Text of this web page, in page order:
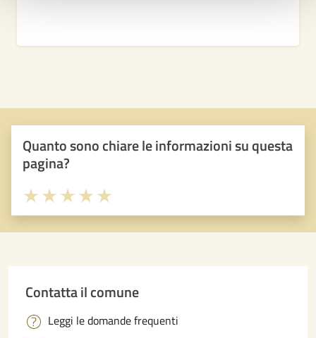
Quanto sono chiare le informazioni su questa
pagina?
Valuta 5 stelle su 5
Valuta 4 stelle su 5
Valuta 3 stelle su 5
Valuta 2 stelle su 5
Valuta 1 stelle su 5
Contatta il comune
Leggi le domande frequenti